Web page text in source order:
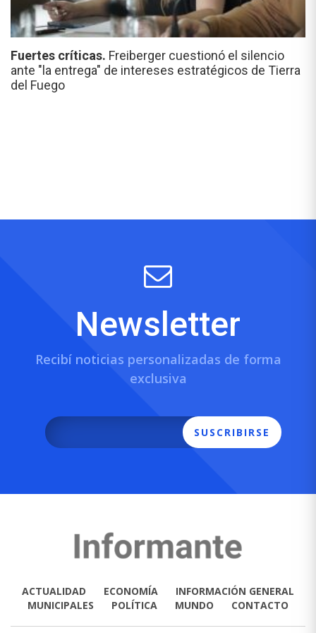
Fuertes críticas. Freiberger cuestionó el silencio
ante "la entrega" de intereses estratégicos de Tierra
del Fuego
Newsletter
Recibí noticias personalizadas de forma
exclusiva
SUSCRIBIRSE
ACTUALIDAD ECONOMÍA
INFORMACIÓN GENERAL
MUNICIPALES
POLÍTICA MUNDO CONTACTO